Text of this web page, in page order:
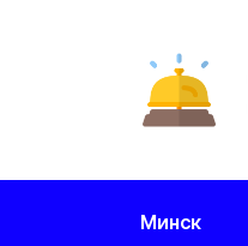
Минск